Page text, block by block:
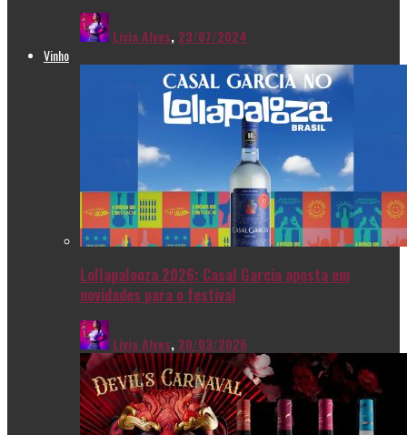
Livia Alves, 23/07/2024
Vinho
Lollapalooza 2026: Casal Garcia aposta em
novidades para o festival
Livia Alves, 20/03/2026